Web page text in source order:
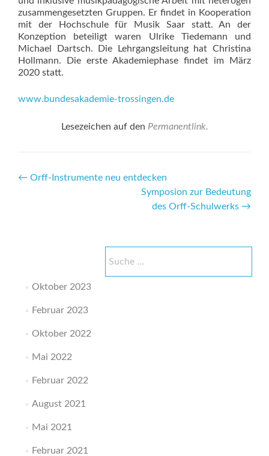
zusammengesetzten Gruppen. Er findet in Kooperation
mit der Hochschule für Musik Saar statt. An der
Konzeption beteiligt waren Ulrike Tiedemann und
Michael Dartsch. Die Lehrgangsleitung hat Christina
Hollmann. Die erste Akademiephase findet im März
2020 statt.
www.bundesakademie-trossingen.de
Lesezeichen auf den Permanentlink.
Beitrags-
← Orff-Instrumente neu entdecken
Symposion zur Bedeutung
des Orff-Schulwerks →
nach:
Oktober 2023
Februar 2023
Oktober 2022
Mai 2022
Februar 2022
August 2021
Mai 2021
Februar 2021